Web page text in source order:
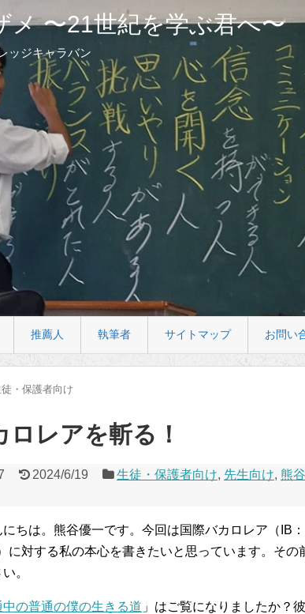
メ 〜21世紀を学ぶ君へ〜
ッジキャラバン
推薦人 執筆者 サイトマップ お問い
・保護者向け
ロレアを斬る！
2024/6/19 生徒・保護者向け, 先生向け, 熊
ちは。熊谷優一です。今回は国際バカロレア（IB
に対する私の本心を書きたいと思っています。その
。
中の普通の僕の生きる道 」はご覧になりましたか？